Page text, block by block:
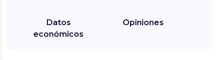
Datos
económicos
Opiniones